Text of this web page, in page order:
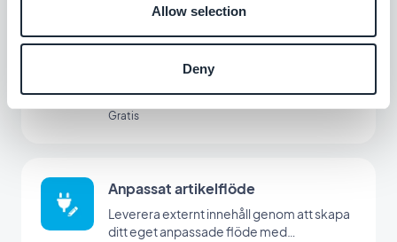
Allow selection
Deny
Anpassat bildflöde
Dela externt innehåll genom att skapa ditt
Custom-integration.
Gratis
Anpassat artikelflöde
Leverera externt innehåll genom att skapa
ditt eget anpassade flöde med